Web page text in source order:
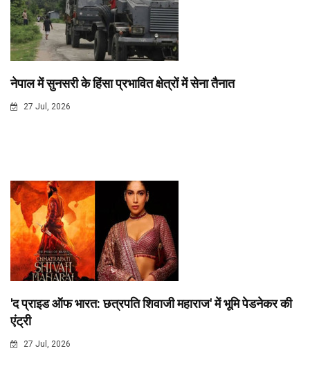
नेपाल में सुनसरी के हिंसा प्रभावित क्षेत्रों में सेना तैनात
27 Jul, 2026
'द प्राइड ऑफ भारत: छत्रपति शिवाजी महाराज' में भूमि पेडनेकर की
एंट्री
27 Jul, 2026